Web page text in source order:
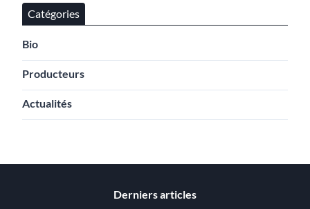
Catégories
Bio
Producteurs
Actualités
Derniers articles